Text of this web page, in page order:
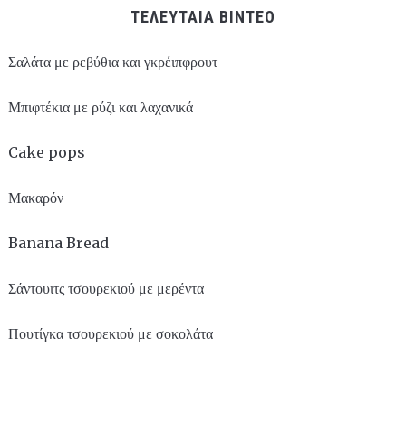
ΤΕΛΕΥΤΑΙΑ ΒΙΝΤΕΟ
Σαλάτα με ρεβύθια και γκρέιπφρουτ
Μπιφτέκια με ρύζι και λαχανικά
Cake pops
Μακαρόν
Banana Bread
Σάντουιτς τσουρεκιού με μερέντα
Πουτίγκα τσουρεκιού με σοκολάτα